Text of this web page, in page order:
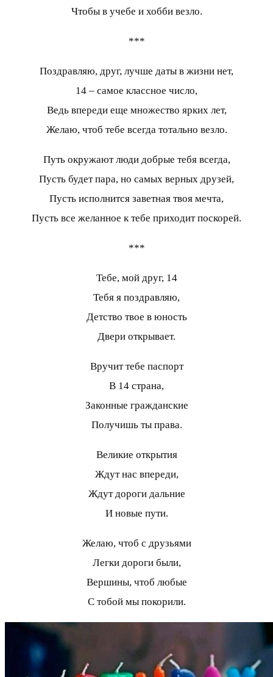
Чтобы в учебе и хобби везло.
***
Поздравляю, друг, лучше даты в жизни нет,
14 – самое классное число,
Ведь впереди еще множество ярких лет,
Желаю, чтоб тебе всегда тотально везло.
Путь окружают люди добрые тебя всегда,
Пусть будет пара, но самых верных друзей,
Пусть исполнится заветная твоя мечта,
Пусть все желанное к тебе приходит поскорей.
***
Тебе, мой друг, 14
Тебя я поздравляю,
Детство твое в юность
Двери открывает.
Вручит тебе паспорт
В 14 страна,
Законные гражданские
Получишь ты права.
Великие открытия
Ждут нас впереди,
Ждут дороги дальние
И новые пути.
Желаю, чтоб с друзьями
Легки дороги были,
Вершины, чтоб любые
С тобой мы покорили.